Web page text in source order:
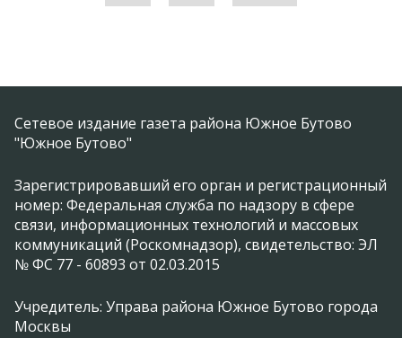
Сетевое издание газета района Южное Бутово
"Южное Бутово"
Зарегистрировавший его орган и регистрационный
номер: Федеральная служба по надзору в сфере
связи, информационных технологий и массовых
коммуникаций (Роскомнадзор), свидетельство: ЭЛ
№ ФС 77 - 60893 от 02.03.2015
Учредитель: Управа района Южное Бутово города
Москвы